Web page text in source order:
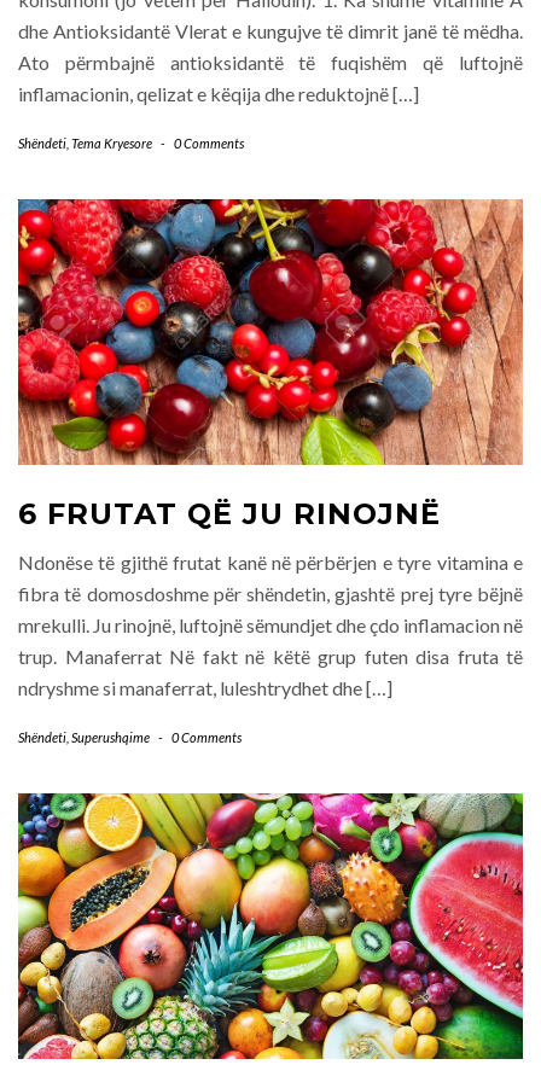
dhe Antioksidantë Vlerat e kungujve të dimrit janë të mëdha.
Ato përmbajnë antioksidantë të fuqishëm që luftojnë
inflamacionin, qelizat e këqija dhe reduktojnë […]
Shëndeti Tema Kryesore - 0 Comments
6 FRUTAT QË JU RINOJNË
Ndonëse të gjithë frutat kanë në përbërjen e tyre vitamina e
fibra të domosdoshme për shëndetin, gjashtë prej tyre bëjnë
mrekulli. Ju rinojnë, luftojnë sëmundjet dhe çdo inflamacion në
trup. Manaferrat Në fakt në këtë grup futen disa fruta të
ndryshme si manaferrat, luleshtrydhet dhe […]
Shëndeti Superushqime - 0 Comments